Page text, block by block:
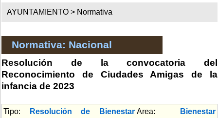
AYUNTAMIENTO > Normativa
Normativa: Nacional
Resolución de la convocatoria del
Reconocimiento de Ciudades Amigas de la
infancia de 2023
Tipo:
Resolución de Bienestar Area:
Bienestar